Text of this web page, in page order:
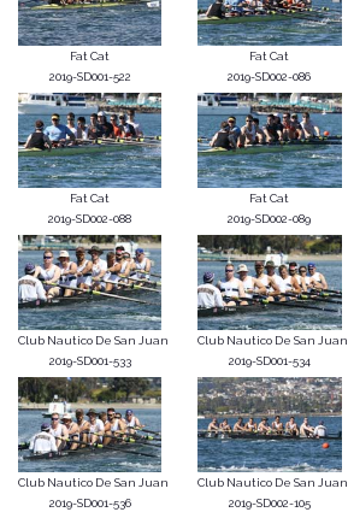
Fat Cat
2019-SD001-522
Fat Cat
2019-SD002-086
Fat Cat
2019-SD002-088
Fat Cat
2019-SD002-089
Club Nautico De San Juan
2019-SD001-533
Club Nautico De San Juan
2019-SD001-534
Club Nautico De San Juan
2019-SD001-536
Club Nautico De San Juan
2019-SD002-105